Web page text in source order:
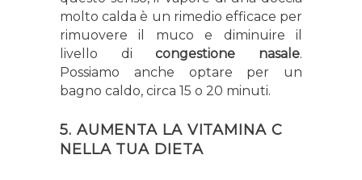
molto calda è un rimedio efficace per
rimuovere il muco e diminuire il
livello dicongestione nasale.
Possiamo anche optare per un
bagno caldo, circa 15 o 20 minuti.
5. AUMENTA LA VITAMINA C
NELLA TUA DIETA